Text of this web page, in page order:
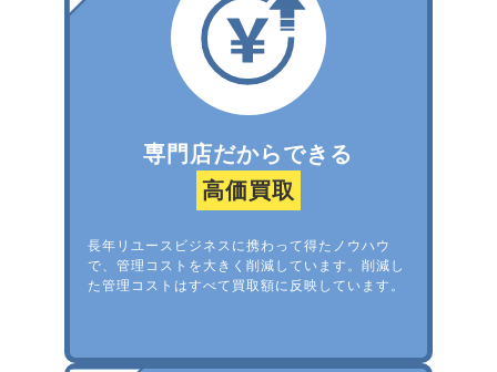
専門店だからできる
高価買取
長年リユースビジネスに携わって得たノウハウ
で、管理コストを大きく削減しています。削減し
た管理コストはすべて買取額に反映しています。